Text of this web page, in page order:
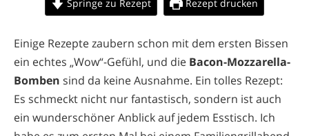
Springe zu Rezept Rezept drucken
Einige Rezepte zaubern schon mit dem ersten Bissen
ein echtes „Wow“-Gefühl, und die Bacon-Mozzarella-
Bomben sind da keine Ausnahme. Ein tolles Rezept:
Es schmeckt nicht nur fantastisch, sondern ist auch
ein wunderschöner Anblick auf jedem Esstisch. Ich